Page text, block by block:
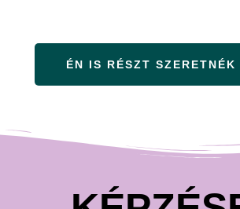
ÉN IS RÉSZT SZERETNÉK